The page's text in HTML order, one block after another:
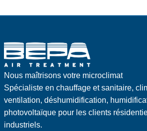
Nous maîtrisons votre microclimat
Spécialiste en chauffage et sanitaire,
ventilation, déshumidification,
photovoltaïque pour les clients
industriels.